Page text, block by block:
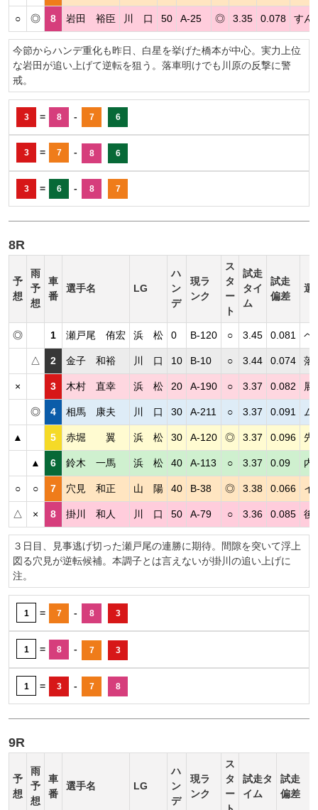
○ ◎ 8 岩田 裕臣 川 口 50 A-25 ◎ 3.35 0.078 すん
今節からハンデ重化も昨日、白星を挙げた橋本が中心。実力上位
な岩田が追い上げて逆転を狙う。落車明けでも川原の反撃に警
戒。
3 = 8 - 7 6
3 = 7 - 8 6
3 = 6 - 8 7
8R
予
想
雨
予
想
車
番
選手名 LG
ハ
ン
デ
現ラ
ンク
ス
タ
ー
ト
試走
タイ
ム
試走
偏差
選
◎ 1 瀬戸尾 侑宏 浜 松 0 B-120 ○ 3.45 0.081 ペ
△ 2 金子 和裕 川 口 10 B-10 ○ 3.44 0.074 落
× 3 木村 直幸 浜 松 20 A-190 ○ 3.37 0.082 展
◎ 4 相馬 康夫 川 口 30 A-211 ○ 3.37 0.091 ム
▲ 5 赤堀 翼 浜 松 30 A-120 ◎ 3.37 0.096 先
▲ 6 鈴木 一馬 浜 松 40 A-113 ○ 3.37 0.09 内
○ ○ 7 穴見 和正 山 陽 40 B-38 ◎ 3.38 0.066 イ
△ × 8 掛川 和人 川 口 50 A-79 ○ 3.36 0.085 後
３日目、見事逃げ切った瀬戸尾の連勝に期待。間隙を突いて浮上
図る穴見が逆転候補。本調子とは言えないが掛川の追い上げに
注。
1 = 7 - 8 3
1 = 8 - 7 3
1 = 3 - 7 8
9R
予
想
雨
予
想
車
番
選手名 LG
ハ
ン
デ
現ラ
ンク
ス
タ
ー
試走タ
イム
試走
偏差